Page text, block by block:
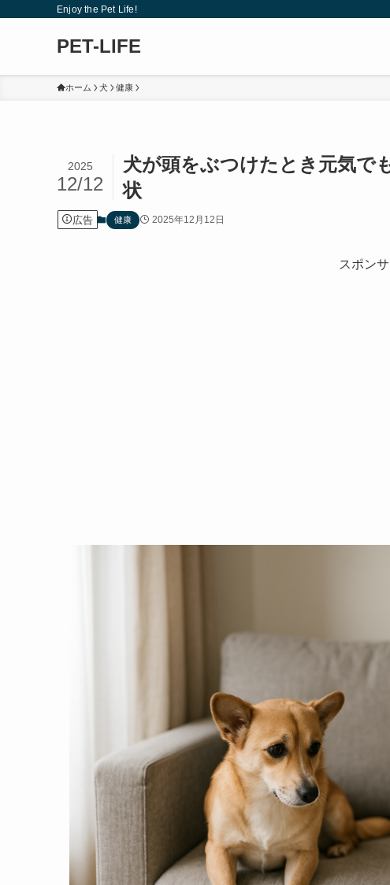
Enjoy the Pet Life!
PET-LIFE
ホーム 犬 健康
犬が頭をぶつけたとき元気で
状
2025
12/12
広告 健康 2025年12月12日
スポン